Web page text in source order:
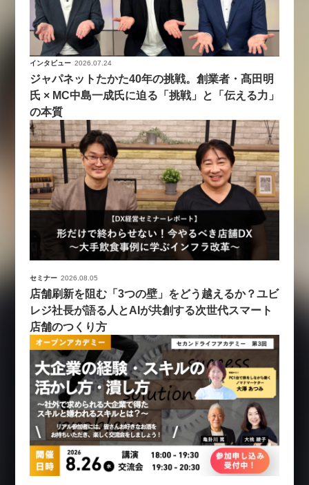
インタビュー 2026.07.24
ジャパネットたかた40年の挑戦。創業者・髙田明
氏 × MC中島一成氏に迫る「挑戦」と「伝える力」
の本質
セミナー 2026.08.05
店舗刷新を阻む「3つの壁」をどう越えるか？ユビ
レジ社長が語る人とAIが共創する次世代スマート
店舗のつくり方